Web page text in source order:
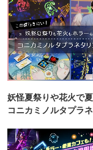
妖怪夏祭りや花火で
コニカミノルタプラ